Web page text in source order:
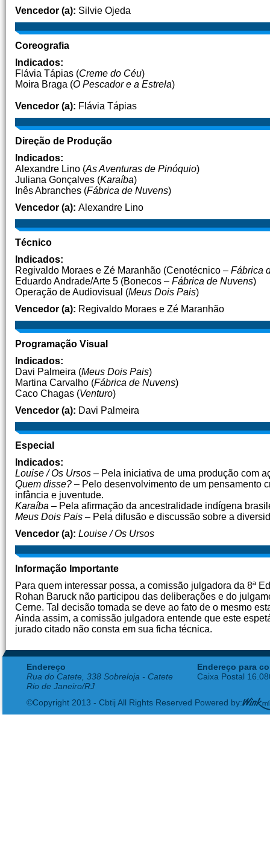
Vencedor (a): Silvie Ojeda
Coreografia
Indicados:
Flávia Tápias (Creme do Céu)
Moira Braga (O Pescador e a Estrela)
Vencedor (a): Flávia Tápias
Direção de Produção
Indicados:
Alexandre Lino (As Aventuras de Pinóquio)
Juliana Gonçalves (Karaíba)
Inês Abranches (Fábrica de Nuvens)
Vencedor (a): Alexandre Lino
Técnico
Indicados:
Regivaldo Moraes e Zé Maranhão (Cenotécnico – Fábrica
Eduardo Andrade/Arte 5 (Bonecos – Fábrica de Nuvens)
Operação de Audiovisual (Meus Dois Pais)
Vencedor (a): Regivaldo Moraes e Zé Maranhão
Programação Visual
Indicados:
Davi Palmeira (Meus Dois Pais)
Martina Carvalho (Fábrica de Nuvens)
Caco Chagas (Venturo)
Vencedor (a): Davi Palmeira
Especial
Indicados:
Louise / Os Ursos – Pela iniciativa de uma produção com
Quem disse? – Pelo desenvolvimento de um pensamento
infância e juventude.
Karaíba – Pela afirmação da ancestralidade indígena
Meus Dois Pais – Pela difusão e discussão sobre a
Vencedor (a): Louise / Os Ursos
Informação Importante
Para quem interessar possa, a comissão julgadora da 8ª
Rohan Baruck não participou das deliberações e do
Cerne. Tal decisão tomada se deve ao fato de o mesmo
Ainda assim, a comissão julgadora entende que este
jurado citado não consta em sua ficha técnica.
Endereço
Rua do Catete, 338 Sobreloja - Catete
Rio de Janeiro/RJ
Endereço para
Caixa Postal
©Copyright 2013 - Cbtij All Rights Reserved Powered by: